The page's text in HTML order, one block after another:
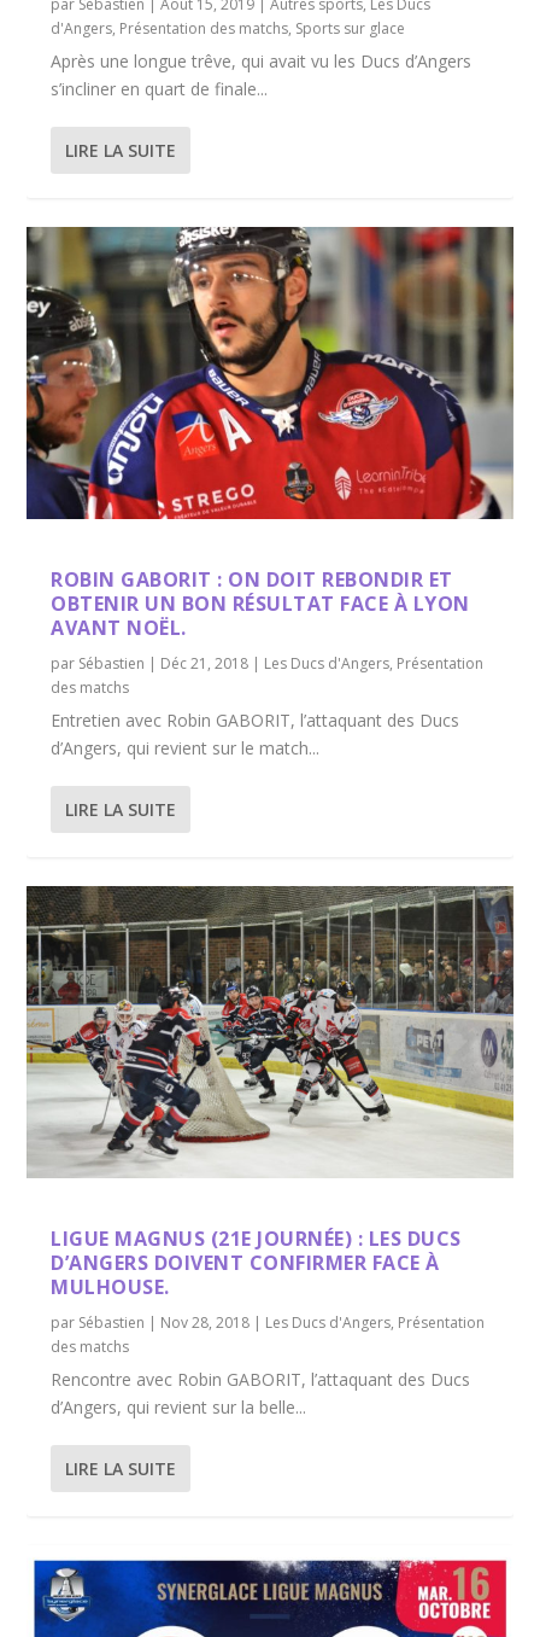
par Sébastien |Août 15, 2019 |Autres sports, Les Ducs
d'Angers, Présentation des matchs, Sports sur glace
Après une longue trêve, qui avait vu les Ducs d’Angers
s’incliner en quart de finale...
LIRE LA SUITE
ROBIN GABORIT : ON DOIT REBONDIR ET
OBTENIR UN BON RÉSULTAT FACE À LYON
AVANT NOËL.
par Sébastien | Déc 21, 2018 | Les Ducs d'Angers, Présentation
des matchs
Entretien avec Robin GABORIT, l’attaquant des Ducs
d’Angers, qui revient sur le match...
LIRE LA SUITE
LIGUE MAGNUS (21E JOURNÉE) : LES DUCS
D’ANGERS DOIVENT CONFIRMER FACE À
MULHOUSE.
par Sébastien | Nov 28, 2018 | Les Ducs d'Angers, Présentation
des matchs
Rencontre avec Robin GABORIT, l’attaquant des Ducs
d’Angers, qui revient sur la belle...
LIRE LA SUITE